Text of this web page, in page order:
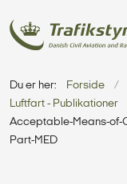
Du er her: Forside
Luftfart - Publikationer
Acceptable-Means-of-
Part-MED